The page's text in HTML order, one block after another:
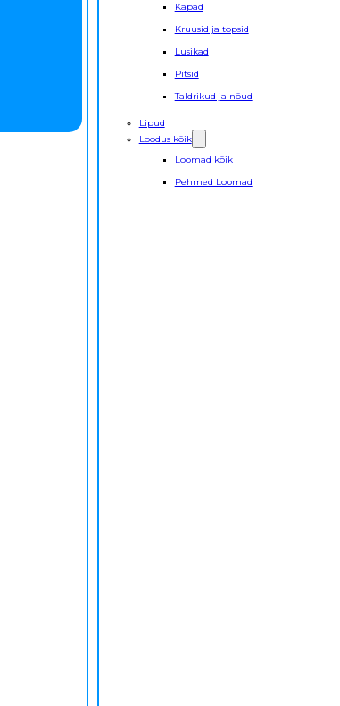
Kapad
Kruusid ja topsid
Lusikad
Pitsid
Taldrikud ja nõud
Lipud
Loodus kõik
Loomad kõik
Pehmed Loomad